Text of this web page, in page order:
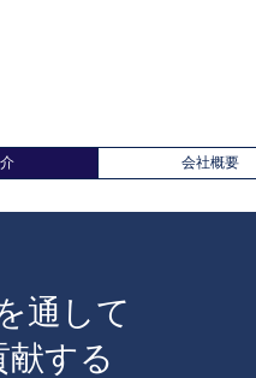
通して
献する
会社概要